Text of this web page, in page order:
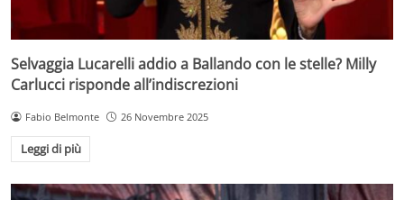
Selvaggia Lucarelli addio a Ballando con le stelle? Milly
Carlucci risponde all’indiscrezioni
Fabio Belmonte 26 Novembre 2025
Leggi di più